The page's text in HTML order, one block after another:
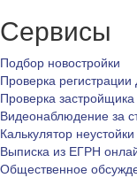
Сервисы
Подбор новостройки
Проверка
Проверка застройщика
Видеонаблюдение за
Калькулятор неустойки
Выписка из ЕГРН
Общественное